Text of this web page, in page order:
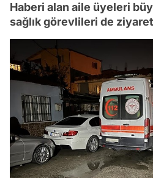
Haberi alan aile üyeleri
sağlık görevlileri de